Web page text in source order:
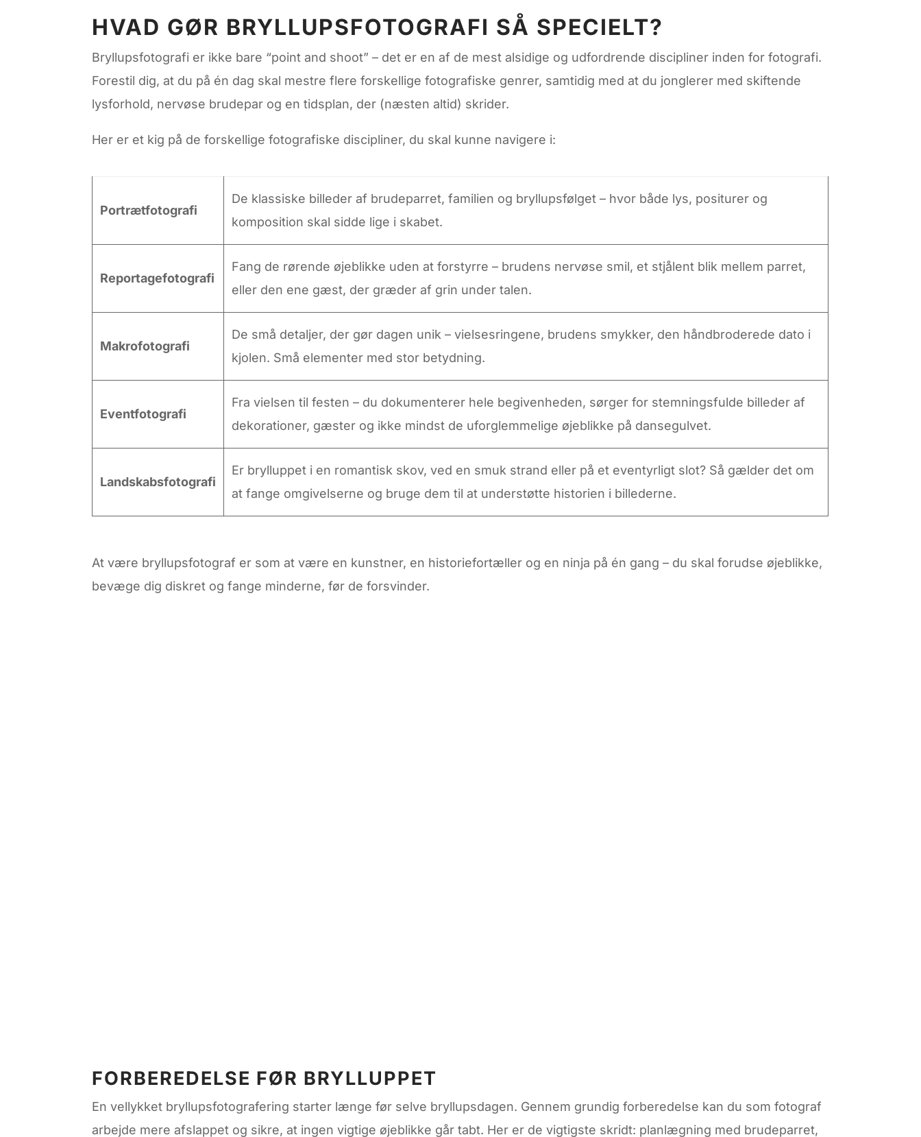
HVAD GØR BRYLLUPSFOTOGRAFI SÅ SPECIELT?
Bryllupsfotografi er ikke bare “point and shoot” – det er en af de mest alsidige og udfordrende discipliner inden for fotografi.
Forestil dig, at du på én dag skal mestre flere forskellige fotografiske genrer, samtidig med at du jonglerer med skiftende
lysforhold, nervøse brudepar og en tidsplan, der (næsten altid) skrider.
Her er et kig på de forskellige fotografiske discipliner, du skal kunne navigere i:
Portrætfotografi
De klassiske billeder af brudeparret, familien og bryllupsfølget – hvor både lys, positurer og
komposition skal sidde lige i skabet.
Reportagefotografi
Fang de rørende øjeblikke uden at forstyrre – brudens nervøse smil, et stjålent blik mellem parret,
eller den ene gæst, der græder af grin under talen.
Makrofotografi
De små detaljer, der gør dagen unik – vielsesringene, brudens smykker, den håndbroderede dato i
kjolen. Små elementer med stor betydning.
Eventfotografi
Fra vielsen til festen – du dokumenterer hele begivenheden, sørger for stemningsfulde billeder af
dekorationer, gæster og ikke mindst de uforglemmelige øjeblikke på dansegulvet.
Landskabsfotografi
Er brylluppet i en romantisk skov, ved en smuk strand eller på et eventyrligt slot? Så gælder det om
at fange omgivelserne og bruge dem til at understøtte historien i billederne.
At være bryllupsfotograf er som at være en kunstner, en historiefortæller og en ninja på én gang – du skal forudse øjeblikke,
bevæge dig diskret og fange minderne, før de forsvinder.
FORBEREDELSE FØR BRYLLUPPET
En vellykket bryllupsfotografering starter længe før selve bryllupsdagen. Gennem grundig forberedelse kan du som fotograf
arbejde mere afslappet og sikre, at ingen vigtige øjeblikke går tabt. Her er de vigtigste skridt: planlægning med brudeparret,